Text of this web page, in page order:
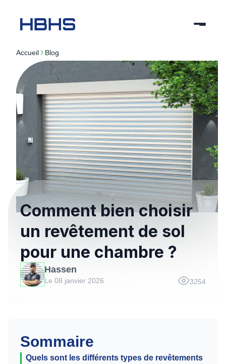
Accueil blog
Comment bien choisir
un revêtement de sol
pour une chambre ?
Hassen
Le 08 janvier 2026 3254
Sommaire
Quels sont les différents types de revêtements